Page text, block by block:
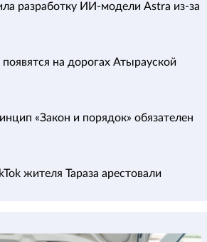
разработку ИИ-модели Astra из-за
на дорогах Атырауской
«Закон и порядок» обязателен
жителя Тараза арестовали